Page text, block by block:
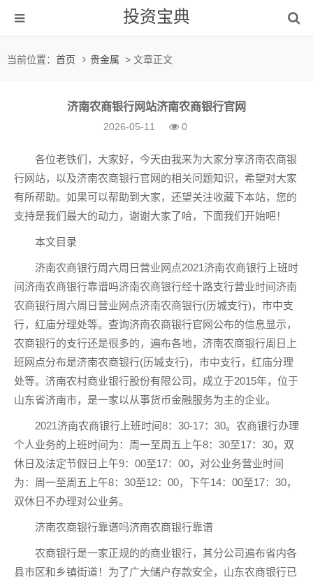
投资宝典
当前位置： 首页 贵金属 > 文章正文
济南农商银行网站济南农商银行官网
2026-05-11 0
各位老铁们，大家好，今天由我来为大家分享济南农商银
行网站，以及济南农商银行官网的相关问题知识，希望对大家
有所帮助。如果可以帮助到大家，还望关注收藏下本站，您的
支持是我们最大的动力，谢谢大家了哈，下面我们开始吧！
本文目录
济南农商银行周六周日营业网点2021济南农商银行上班时
间济南农商银行靠谱吗济南农商银行经十路支行营业时间济南
农商银行周六周日营业网点济南农商银行(历城支行)，市中支
行，红庙分理处等。查询济南农商银行官网公布的信息显示，
农商银行的支行还是很多的，遍布各地，济南农商银行周日上
班网点分布是济南农商银行(历城支行)，市中支行，红庙分理
处等。济南农村商业银行股份有限公司，成立于2015年，位于
山东省济南市，是一家以从事货币金融服务为主的企业。
2021济南农商银行上班时间8：30-17：30。农商银行办理
个人业务的上班时间为：周一至周五上午8：30至17：30，双
休日及法定节假日上午9：00至17：00，对公业务营业时间
为：周一至周五上午8：30至12：00，下午14：00至17：30，
双休日不办理对公业务。
济南农商银行靠谱吗济南农商银行靠谱
农商银行是一家正规的的商业银行，其分公司遍布省内各
县市区和乡镇街道！为了广大储户存款安全，山东农商银行已